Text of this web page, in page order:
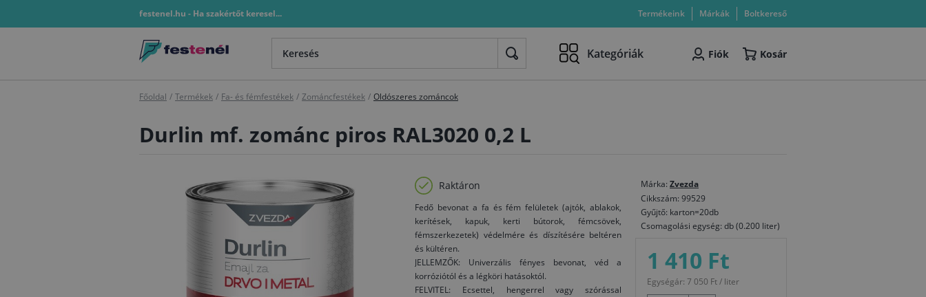
festenel.hu - Ha szakértőt keresel... Termékeink Márkák Boltkereső
Kategóriák Fiók Kosár
Főoldal / Termékek / Fa- és fémfestékek / Zománcfestékek / Oldószeres zománcok
Durlin mf. zománc piros RAL3020 0,2 L
Raktáron
Fedő bevonat a fa és fém felületek (ajtók, ablakok,
kerítések, kapuk, kerti bútorok, fémcsövek,
fémszerkezetek) védelmére és díszítésére beltéren
és kültéren.
JELLEMZŐK: Univerzális fényes bevonat, véd a
korróziótól és a légköri hatásoktól.
FELVITEL: Ecsettel, hengerrel vagy szórással
Márka: Zvezda
Cikkszám: 99529
Gyűjtő: karton=20db
Csomagolási egység: db (0.200 liter)
1 410 Ft
Egységár: 7 050 Ft / liter